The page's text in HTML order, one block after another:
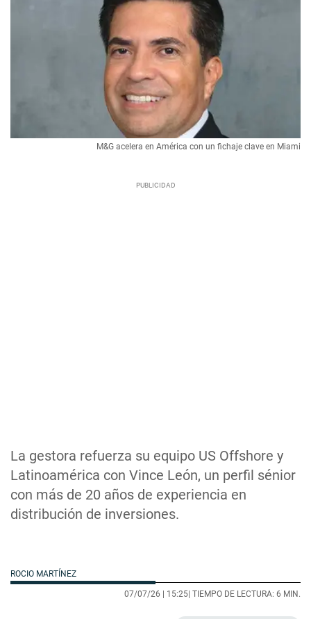
La gestora refuerza su equipo US Offshore y
Latinoamérica con Vince León, un perfil sénior
con más de 20 años de experiencia en
distribución de inversiones.
M&G acelera en América con un fichaje clave en Miami
ROCIO MARTÍNEZ
07/07/26 | 15:25 | TIEMPO DE LECTURA: 6 MIN.